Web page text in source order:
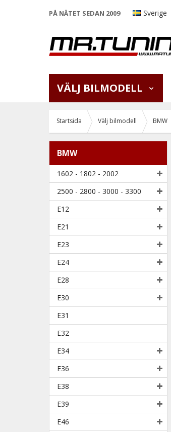
PÅ NÄTET SEDAN 2009 Sverige
VÄLJ BILMODELL
Startsida Välj bilmodell BMW
BMW
1602 - 1802 - 2002
2500 - 2800 - 3000 - 3300
E12
E21
E23
E24
E28
E30
E31
E32
E34
E36
E38
E39
E46